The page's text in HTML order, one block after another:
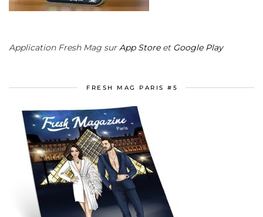
Application Fresh Mag sur App Storeet Google Play
FRESH MAG PARIS #5